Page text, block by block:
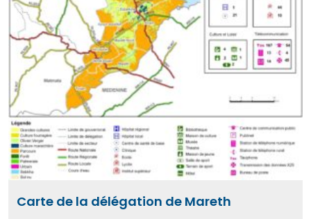
Carte de la délégation de Mareth